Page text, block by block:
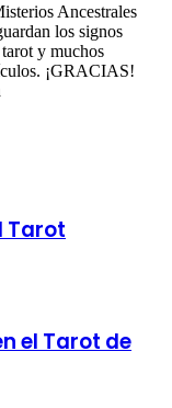
Ancestrales
los signos
y muchos
¡GRACIAS!
Tarot
el Tarot de